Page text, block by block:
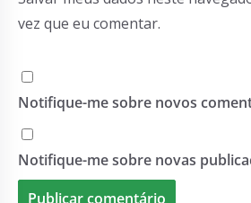
vez que eu comentar.
Notifique-me sobre novos
Notifique-me sobre novas